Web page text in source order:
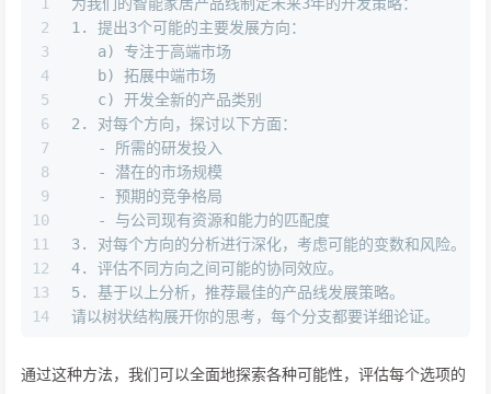
2
3
4
5
6
7
8
9
10
11
12
13
14
1.
提出3个可能的主要发展方向：
   a) 专注于高端市场
   b) 拓展中端市场
   c) 开发全新的产品类别
2.
对每个方向，探讨以下方面：
   -
所需的研发投入
   -
潜在的市场规模
   -
预期的竞争格局
   -
与公司现有资源和能力的匹配度
3.
对每个方向的分析进行深化，考虑可能的变数和风险。
4.
评估不同方向之间可能的协同效应。
5.
基于以上分析，推荐最佳的产品线发展策略。
请以树状结构展开你的思考，每个分支都要详细论证。
通过这种方法，我们可以全面地探索各种可能性，评估每个选项的